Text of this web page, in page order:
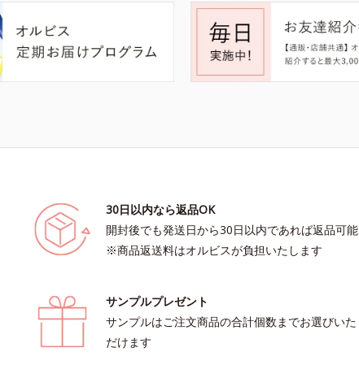
30日以内なら返品OK
開封後でも発送日から30日以内であれば返品可能
※商品返送料はオルビスが負担いたします
サンプルプレゼント
サンプルはご注文商品の合計個数までお選びいた
だけます